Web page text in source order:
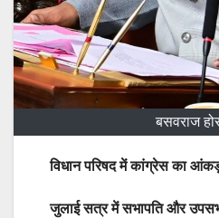
बसवराज
विधान परिषद में कांग्रेस का
जुलाई सत्र में सभापति और